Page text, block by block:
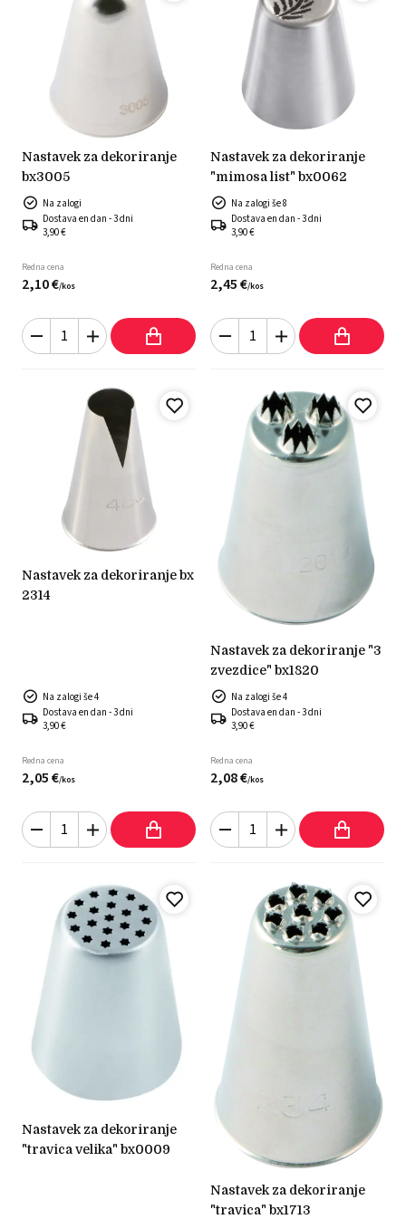
nastavek za dekoriranje
bx3005
Na zalogi
Dostava en dan - 3 dni
3,90 €
Redna cena
2,10€/kos
nastavek za dekoriranje
"mimosa list" bx0062
Na zalogi še 8
Dostava en dan - 3 dni
3,90 €
Redna cena
2,45€/kos
nastavek za dekoriranje bx
2314
Na zalogi še 4
Dostava en dan - 3 dni
3,90 €
Redna cena
2,05€/kos
nastavek za dekoriranje "3
zvezdice" bx1820
Na zalogi še 4
Dostava en dan - 3 dni
3,90 €
Redna cena
2,08€/kos
nastavek za dekoriranje
"travica velika" bx0009
nastavek za dekoriranje
"travica" bx1713